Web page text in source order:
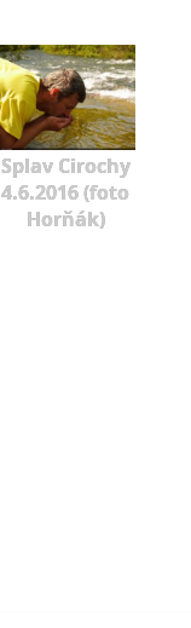
Splav Cirochy
4.6.2016 (foto
Horňák)